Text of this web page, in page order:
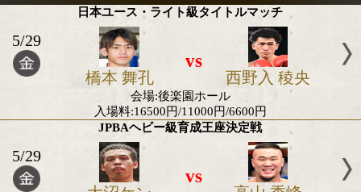
富岡 浩介 田中 将
会場:東京ドーム チケット完売
OPBF東洋太平洋&WBO-AP.Sミドル級タイトル
5/2
ユン ドクノ
vs
森脇 唯
会場:東京ドーム チケット完売
2026年5月の日本タイトル戦